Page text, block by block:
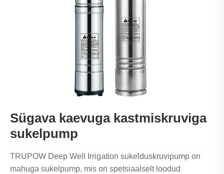
Sügava kaevuga kastmiskruviga
sukelpump
TRUPOW Deep Well Irrigation sukelduskruvipump on
mahuga sukelpump, mis on spetsiaalselt loodud